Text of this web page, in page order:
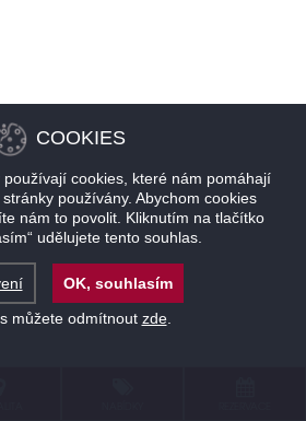
COOKIES
používají cookies, které nám pomáhají
používány. Abychom cookies
nám to povolit. Kliknutím na tlačítko
udělujete tento souhlas.
OK, souhlasím
můžete odmítnout zde.